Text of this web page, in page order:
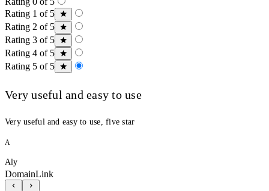
Rating 1 of 5
Rating 2 of 5
Rating 3 of 5
Rating 4 of 5
Rating 5 of 5
Very useful and easy to use
Very useful and easy to use, five star
A
Aly
DomainLink